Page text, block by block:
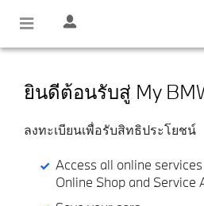
ยินดีต้อนรับสู่ My
ลงทะเบียนเพื่อรับสิทธิประโยชน์
Access all online
Online Shop and Service